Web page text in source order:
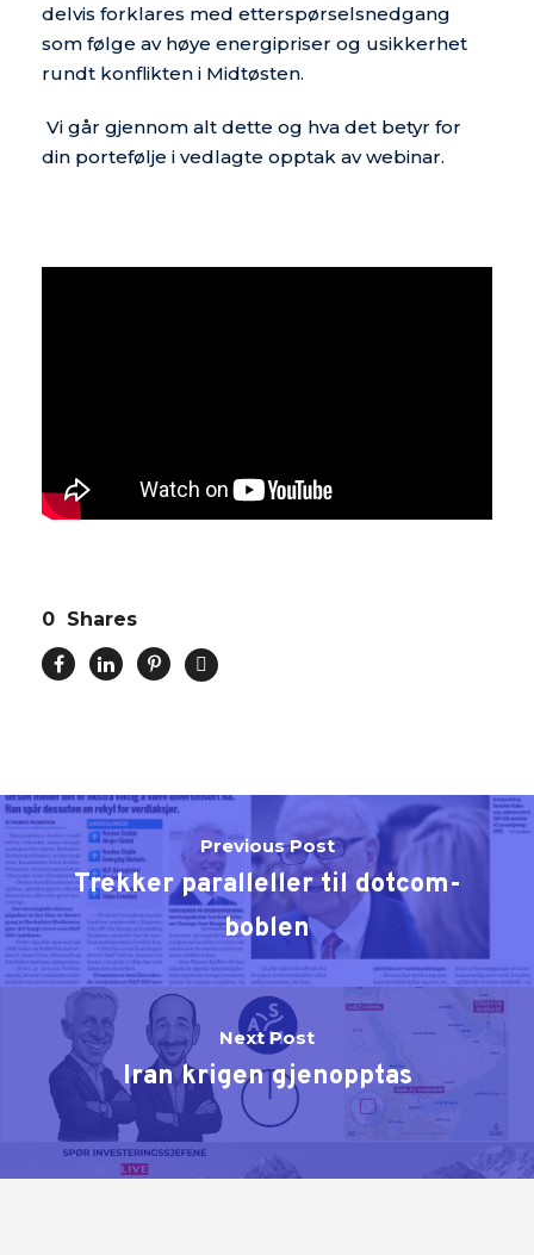
delvis forklares med etterspørselsnedgang
som følge av høye energipriser og usikkerhet
rundt konflikten i Midtøsten.
Vi går gjennom alt dette og hva det betyr for
din portefølje i vedlagte opptak av webinar.
0 Shares
Previous Post
Trekker paralleller til dotcom-
boblen
Next Post
Iran krigen gjenopptas